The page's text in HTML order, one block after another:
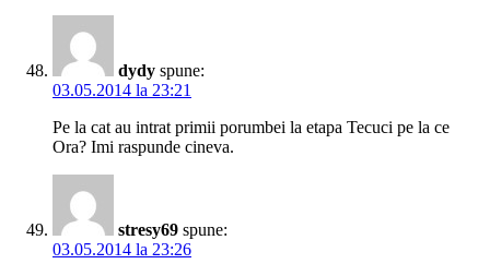
dydy spune:
03.05.2014 la 23:21
Pe la cat au intrat primii porumbei la etapa Tecuci pe la ce
Ora? Imi raspunde cineva.
stresy69 spune:
03.05.2014 la 23:26